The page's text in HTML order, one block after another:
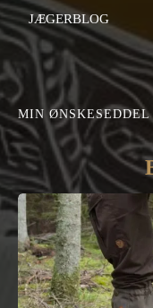
JÆGERBLOG
MIN ØNSKESEDDEL